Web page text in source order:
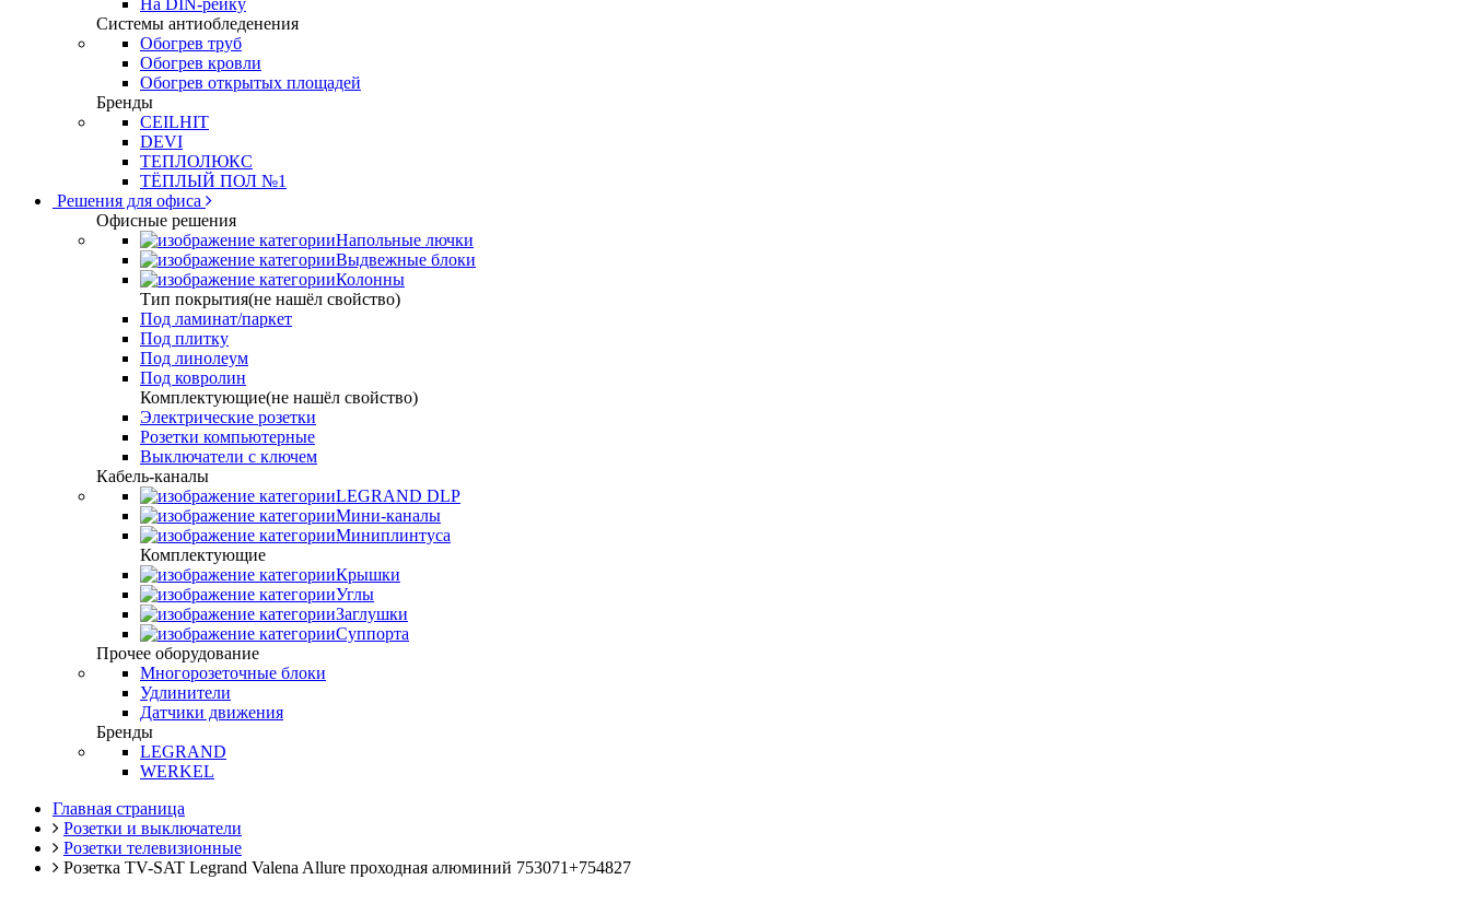
На DIN-рейку
Системы антиобледенения
Обогрев труб
Обогрев кровли
Обогрев открытых площадей
Бренды
CEILHIT
DEVI
ТЕПЛОЛЮКС
ТЁПЛЫЙ ПОЛ №1
Решения для офиса
Офисные решения
Напольные лючки
Выдвежные блоки
Колонны
Тип покрытия(не нашёл свойство)
Под ламинат/паркет
Под плитку
Под линолеум
Под ковролин
Комплектующие(не нашёл свойство)
Электрические розетки
Розетки компьютерные
Выключатели с ключем
Кабель-каналы
LEGRAND DLP
Мини-каналы
Миниплинтуса
Комплектующие
Крышки
Углы
Заглушки
Суппорта
Прочее оборудование
Многорозеточные блоки
Удлинители
Датчики движения
Бренды
LEGRAND
WERKEL
Главная страница
Розетки и выключатели
Розетки телевизионные
Розетка TV-SAT Legrand Valena Allure проходная алюминий 753071+754827